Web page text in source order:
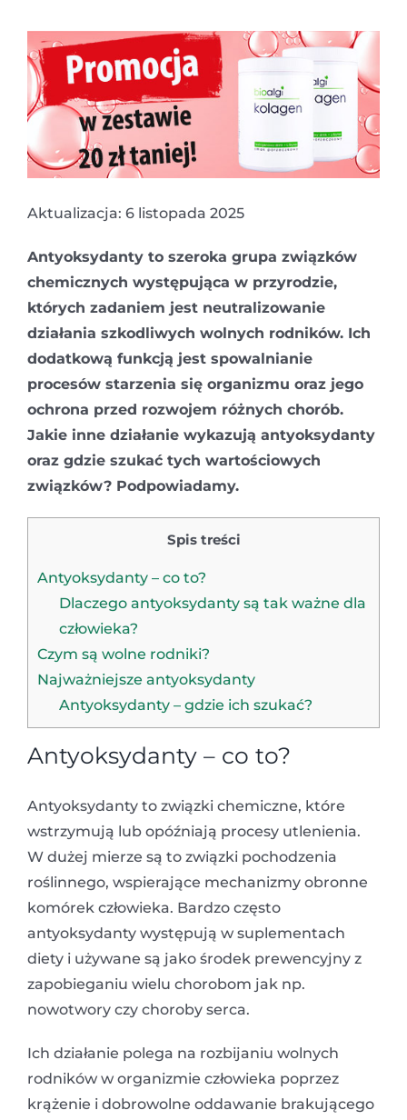
Aktualizacja: 6 listopada 2025
Antyoksydanty to szeroka grupa związków
chemicznych występująca w przyrodzie,
których zadaniem jest neutralizowanie
działania szkodliwych wolnych rodników. Ich
dodatkową funkcją jest spowalnianie
procesów starzenia się organizmu oraz jego
ochrona przed rozwojem różnych chorób.
Jakie inne działanie wykazują antyoksydanty
oraz gdzie szukać tych wartościowych
związków? Podpowiadamy.
Spis treści
Antyoksydanty – co to?
Dlaczego antyoksydanty są tak ważne dla
człowieka?
Czym są wolne rodniki?
Najważniejsze antyoksydanty
Antyoksydanty – gdzie ich szukać?
Antyoksydanty – co to?
Antyoksydanty to związki chemiczne, które
wstrzymują lub opóźniają procesy utlenienia.
W dużej mierze są to związki pochodzenia
roślinnego, wspierające mechanizmy obronne
komórek człowieka. Bardzo często
antyoksydanty występują w suplementach
diety i używane są jako środek prewencyjny z
zapobieganiu wielu chorobom jak np.
nowotwory czy choroby serca.
Ich działanie polega na rozbijaniu wolnych
rodników w organizmie człowieka poprzez
krążenie i dobrowolne oddawanie brakującego